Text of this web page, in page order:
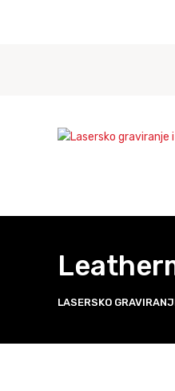
LASERSKO